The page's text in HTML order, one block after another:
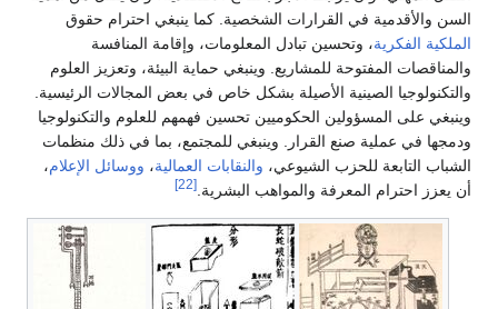
السن والأقدمية في القرارات الشخصية. كما ينبغي احترام حقوق
الملكية الفكرية، وتحسين تبادل المعلومات، وإقامة المنافسة
والمناقصات المفتوحة للمشاريع. وينبغي حماية البيئة، وتعزيز العلوم
والتكنولوجيا الصينية الأصيلة بشكل خاص في بعض المجالات الرئيسية.
وينبغي على المسؤولين الحكوميين تحسين فهمهم للعلوم والتكنولوجيا
ودمجها في عملية صنع القرار. وينبغي للمجتمع، بما في ذلك منظمات
الشباب التابعة للحزب الشيوعي، والنقابات العمالية، ووسائل الإعلام،
أن يعزز احترام المعرفة والمواهب البشرية. [22]